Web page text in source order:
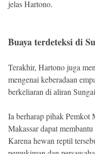
jelas Hartono.
Buaya terdeteksi di
Terakhir, Hartono juga
mengenai keberadaan
berkeliaran di aliran
Ia berharap pihak Pemkot
Makassar dapat
Karena hewan reptil